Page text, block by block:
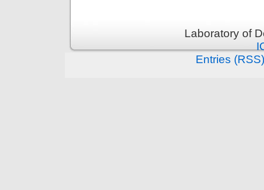
Laboratory of
Entries (RSS)